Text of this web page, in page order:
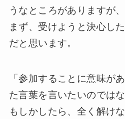
うなところがありますが、
まず、受けようと決心し
だと思います。
「参加することに意味が
た言葉を言いたいのではな
もしかしたら、全く解け